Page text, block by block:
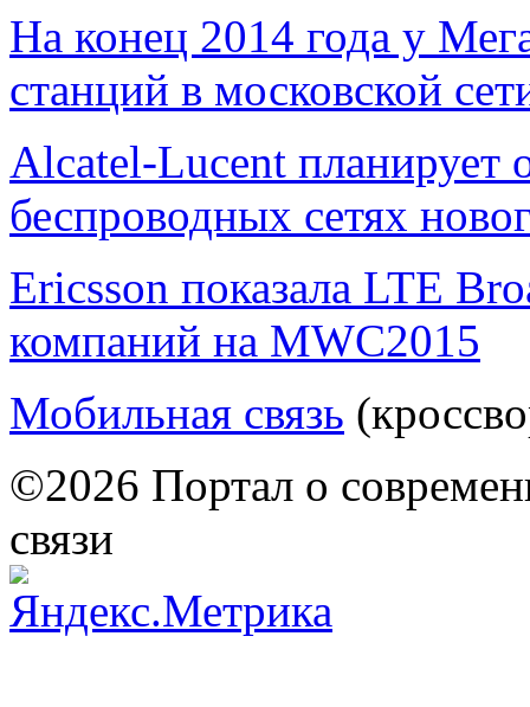
На конец 2014 года у
станций в московской
Alcatel-Lucent планирует
беспроводных сетях
Ericsson показала LTE
компаний на MWC2015
Мобильная связь
©2026 Портал о
связи